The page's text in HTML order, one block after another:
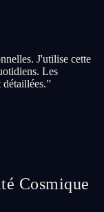
J'utilise cette
Les
”
Cosmique